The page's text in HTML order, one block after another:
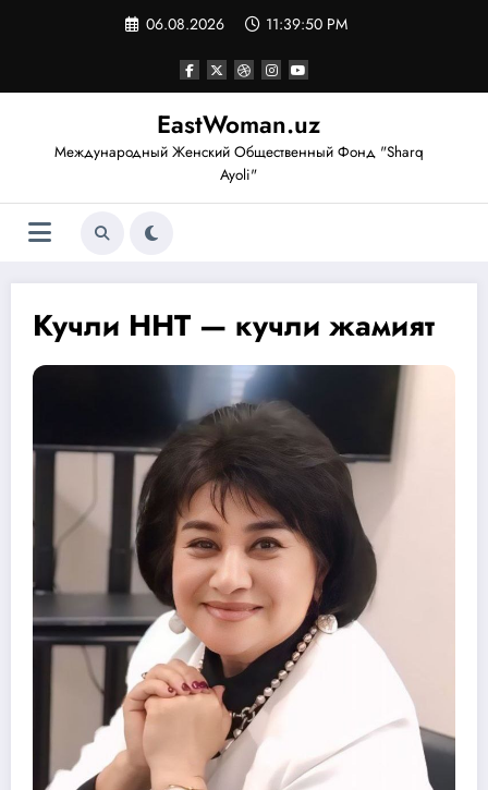
06.08.2026 11:39:51 PM
EastWoman.uz
Международный Женский Общественный Фонд "Sharq
Ayoli"
Кучли ННТ — кучли жамият